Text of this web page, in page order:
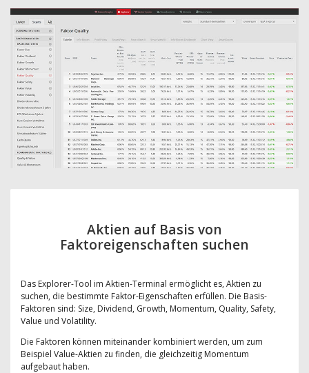
Aktien auf Basis von
Faktoreigenschaften suchen
Das Explorer-Tool im Aktien-Terminal ermöglicht es, Aktien zu
suchen, die bestimmte Faktor-Eigenschaften erfüllen. Die Basis-
Faktoren sind: Size, Dividend, Growth, Momentum, Quality, Safety,
Value und Volatility.
Die Faktoren können miteinander kombiniert werden, um zum
Beispiel Value-Aktien zu finden, die gleichzeitig Momentum
aufgebaut haben.